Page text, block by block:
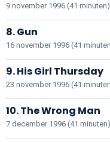
9 november 1996 (41 minuten)
8. Gun
16 november 1996 (41
9. His Girl Thursday
23 november 1996 (41
10. The Wrong Man
7 december 1996 (41 minuten)